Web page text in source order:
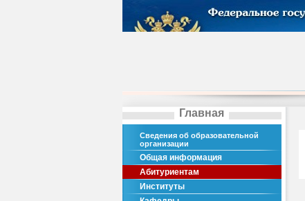
Главная
Сведения об образовательной
организации
Общая информация
Абитуриентам
Институты